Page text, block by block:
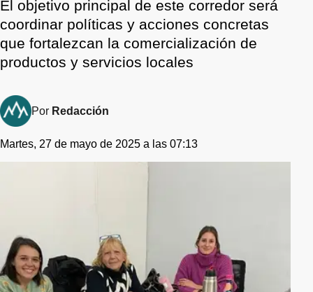
El objetivo principal de este corredor será
coordinar políticas y acciones concretas
que fortalezcan la comercialización de
productos y servicios locales
Por Redacción
Martes, 27 de mayo de 2025 a las 07:13